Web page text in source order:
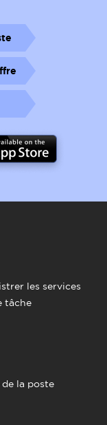
les services
tâche
de la poste